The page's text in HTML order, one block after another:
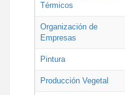
Térmicos
Organización de
Empresas
Pintura
Producción Vegetal